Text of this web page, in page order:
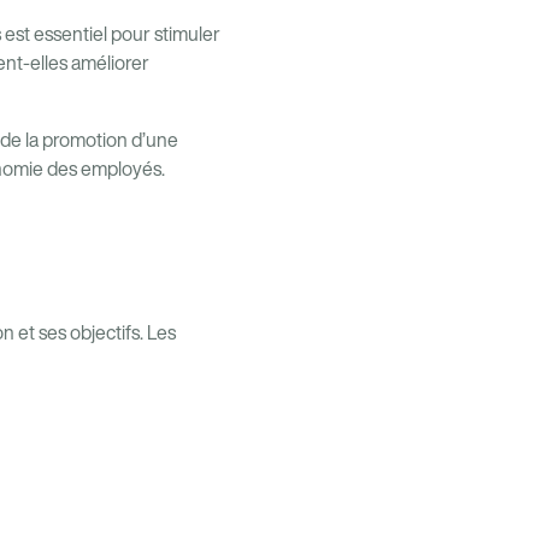
essentiel pour stimuler
elles améliorer
la promotion d’une
des employés.
et ses objectifs. Les